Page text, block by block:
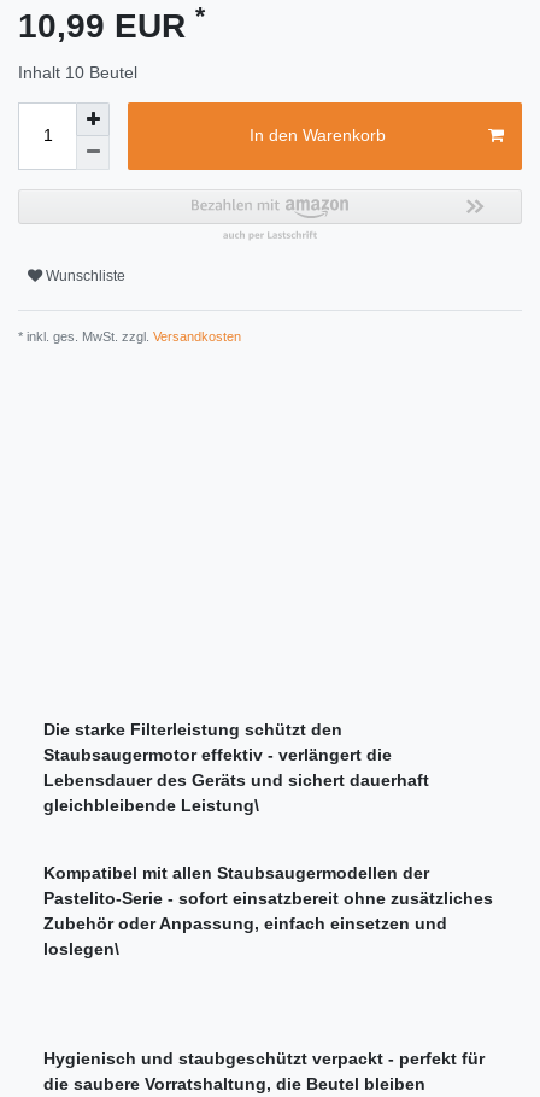
10,99 EUR *
Inhalt 10 Beutel
In den Warenkorb
Wunschliste
* inkl. ges. MwSt. zzgl. Versandkosten
Die starke Filterleistung schützt den
Staubsaugermotor effektiv - verlängert die
Lebensdauer des Geräts und sichert dauerhaft
gleichbleibende Leistung\
Kompatibel mit allen Staubsaugermodellen der
Pastelito-Serie - sofort einsatzbereit ohne zusätzliches
Zubehör oder Anpassung, einfach einsetzen und
loslegen\
Hygienisch und staubgeschützt verpackt - perfekt für
die saubere Vorratshaltung, die Beutel bleiben